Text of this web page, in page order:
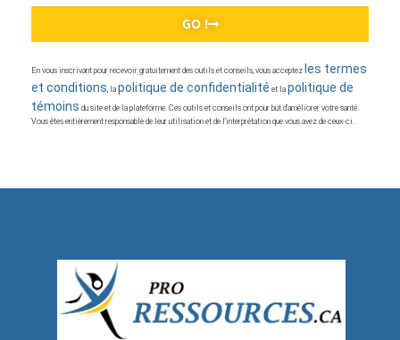
GO !
En vous inscrivant pour recevoir gratuitement des outils et conseils, vous acceptez les termes
et conditions, la politique de confidentialité et la politique de
témoins du site et de la plateforme. Ces outils et conseils ont pour but d’améliorer votre santé.
Vous êtes entièrement responsable de leur utilisation et de l’interprétation que vous avez de ceux-ci.